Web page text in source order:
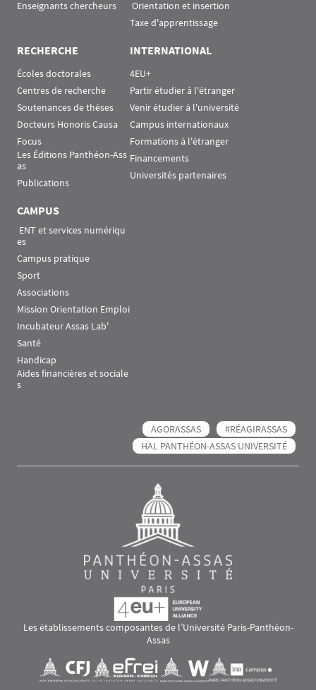
Enseignants chercheurs
Orientation et insertion
Taxe d'apprentissage
RECHERCHE
Écoles doctorales
Centres de recherche
Soutenances de thèses
Docteurs Honoris Causa
Focus
Les Éditions Panthéon-Ass
as
Publications
INTERNATIONAL
4EU+
Partir étudier à l'étranger
Venir étudier à l'université
Campus internationaux
Formations à l'étranger
Financements
Universités partenaires
CAMPUS
es
Campus pratique
Sport
Associations
Mission Orientation Emploi
Incubateur Assas Lab'
Santé
Handicap
Aides financières et sociale
s
AGORASSAS
#RÉAGIRASSAS
HAL PANTHÉON-ASSAS UNIVERSITÉ
Les établissements composantes de l’Université Paris-Panthéon-
Assas
Visuel svgVisuel svg Visuel svgVisuel svg